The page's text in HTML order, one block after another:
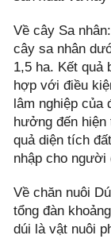
Về cây Sa
cây sa nhân
1,5 ha. Kết quả
hợp với điều
lâm nghiệp của
hưởng đến hiện
quả diện tích
nhập cho người
Về chăn nuôi
tổng đàn
dúi là vật nuôi